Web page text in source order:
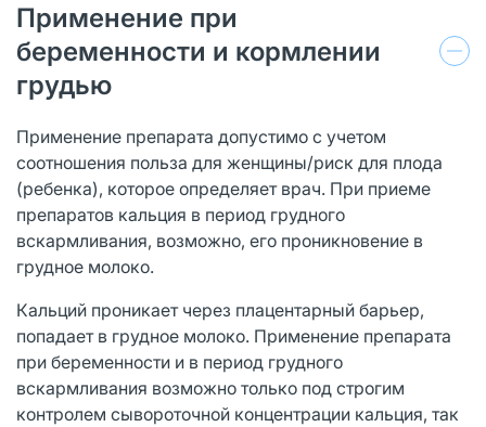
Применение при
беременности и кормлении
грудью
Применение препарата допустимо с учетом
соотношения польза для женщины/риск для плода
(ребенка), которое определяет врач. При приеме
препаратов кальция в период грудного
вскармливания, возможно, его проникновение в
грудное молоко.
Кальций проникает через плацентарный барьер,
попадает в грудное молоко. Применение препарата
при беременности и в период грудного
вскармливания возможно только под строгим
контролем сывороточной концентрации кальция, так